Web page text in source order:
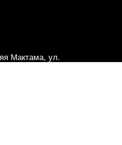
Мактама, ул.